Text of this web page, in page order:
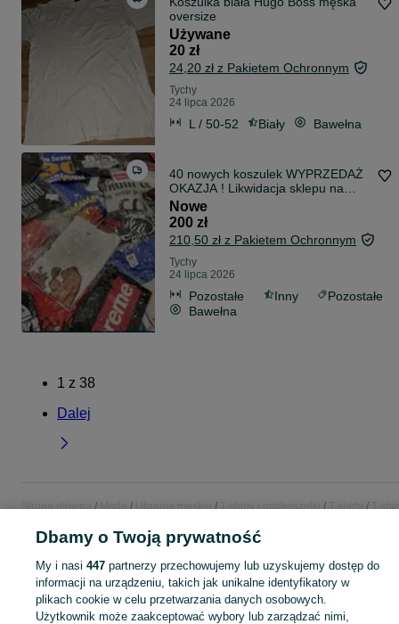
oversize
Używane
20 zł
24,20 zł z Pakietem Ochronnym
Tychy
24 lipca 2026
L / 50-52 Biały Bawełna
40 nowych koszulek WYPRZEDAŻ
OKAZJA ! Likwidacja sklepu na
handel
Nowe
200 zł
210,50 zł z Pakietem Ochronnym
Tychy
24 lipca 2026
Pozostałe Inny
Pozostałe
Bawełna
1 z 38
Dalej
Strona główna Moda Ubrania męskie T-shirty i podkoszulki T-shirty
T-
KATEGORIA
Szeroki wybór t-shirtów męskich Tychy ▶️ Różne materiały, kolory i rozmiary ✅ Nowe i używane w atrakcyjnych cenach ✌ Sprawdź oferty na OLX.pl! Zobacz
Dbamy o Twoją prywatność
My i nasi 447partnerzy przechowujemy lub uzyskujemy dostęp do
informacji na urządzeniu, takich jak unikalne identyfikatory w
plikach cookie w celu przetwarzania danych osobowych.
Użytkownik może zaakceptować wybory lub zarządzać nimi,